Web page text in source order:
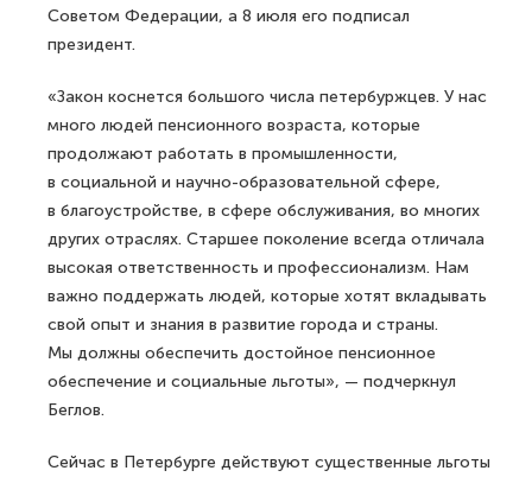
Советом Федерации, а 8 июля его подписал
президент.
«Закон коснется большого числа петербуржцев. У нас
много людей пенсионного возраста, которые
продолжают работать в промышленности,
в социальной и научно-образовательной сфере,
в благоустройстве, в сфере обслуживания, во многих
других отраслях. Старшее поколение всегда отличала
высокая ответственность и профессионализм. Нам
важно поддержать людей, которые хотят вкладывать
свой опыт и знания в развитие города и страны.
Мы должны обеспечить достойное пенсионное
обеспечение и социальные льготы», — подчеркнул
Беглов.
Сейчас в Петербурге действуют существенные льготы